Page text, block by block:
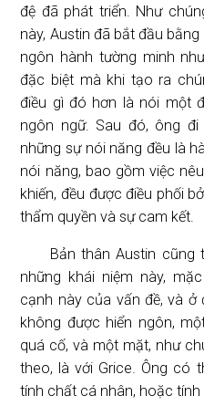
đệ đã phát triển. Như
này, Austin đã bắt đầu
ngôn hành tường minh
đặc biệt mà khi tạo ra
điều gì đó hơn là nói một
ngôn ngữ. Sau đó, ông
những sự nói năng đều là
nói năng, bao gồm việc
khiến, đều được điều phối
thẩm quyền và sự cam kết.
Bản thân Austin
những khái niệm này,
cạnh này của vấn đề, và ở
không được hiển ngôn,
quá cố, và một mặt, như
theo, là với Grice. Ông có
tính chất cá nhân, hoặc